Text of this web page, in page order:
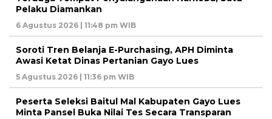
Pelaku Diamankan
6 Agustus 2026 | 11:48 pm WIB
Soroti Tren Belanja E-Purchasing, APH Diminta
Awasi Ketat Dinas Pertanian Gayo Lues
5 Agustus 2026 | 11:36 pm WIB
Peserta Seleksi Baitul Mal Kabupaten Gayo Lues
Minta Pansel Buka Nilai Tes Secara Transparan